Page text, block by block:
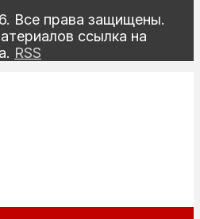
Все права защищены.
ссылка на
RSS